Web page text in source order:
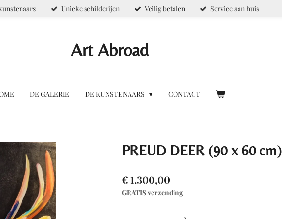
Unieke schilderijen Veilig betalen Service aan huis
Art Abroad
DE GALERIE DE KUNSTENAARS CONTACT
PREUD DEER (90 x 60 cm)
€ 1.300,00
GRATIS verzending